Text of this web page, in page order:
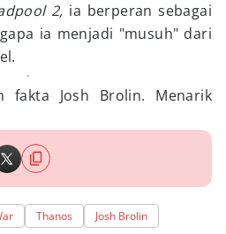
2, ia berperan sebagai
ia menjadi "musuh" dari
Josh Brolin. Menarik
Thanos Josh Brolin